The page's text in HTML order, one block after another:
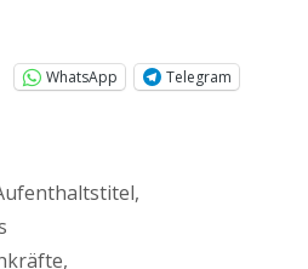
WhatsApp
Telegram
,
,